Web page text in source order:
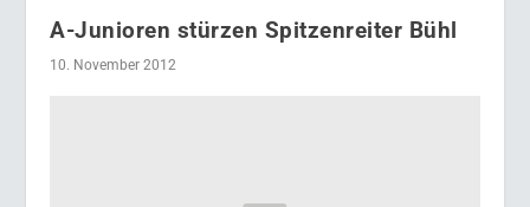
A-Junioren stürzen Spitzenreiter Bühl
10. November 2012